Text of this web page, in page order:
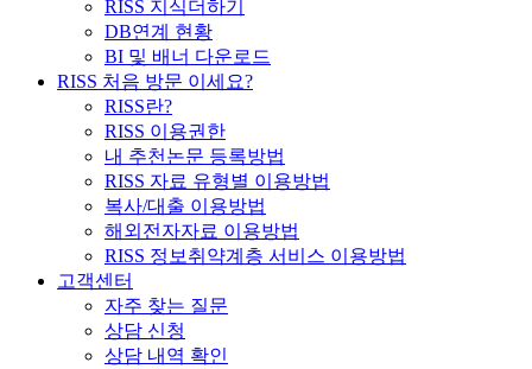
RISS 지식더하기
DB연계 현황
BI 및 배너 다운로드
RISS 처음 방문 이세요?
RISS란?
RISS 이용권한
내 추천논문 등록방법
RISS 자료 유형별 이용방법
복사/대출 이용방법
해외전자자료 이용방법
RISS 정보취약계층 서비스 이용방법
고객센터
자주 찾는 질문
상담 신청
상담 내역 확인